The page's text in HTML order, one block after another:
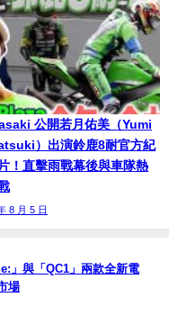
公開若月佑美（Yumi
）出演鈴鹿8耐官方紀
！直擊雨戰幕後與車隊熱
8 月 5 日
」與「QC1」兩款全新電
場